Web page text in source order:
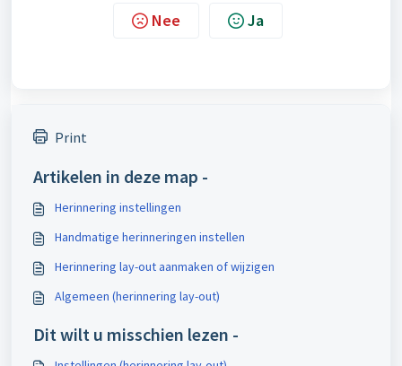
Nee Ja
Print
Artikelen in deze map -
Herinnering instellingen
Handmatige herinneringen instellen
Herinnering lay-out aanmaken of wijzigen
Algemeen (herinnering lay-out)
Dit wilt u misschien lezen -